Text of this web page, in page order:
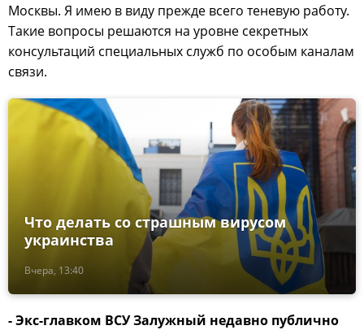
Москвы. Я имею в виду прежде всего теневую работу.
Такие вопросы решаются на уровне секретных
консультаций специальных служб по особым каналам
связи.
Вчера, 13:40
Что делать со страшным вирусом
украинства
- Экс-главком ВСУ Залужный недавно публично